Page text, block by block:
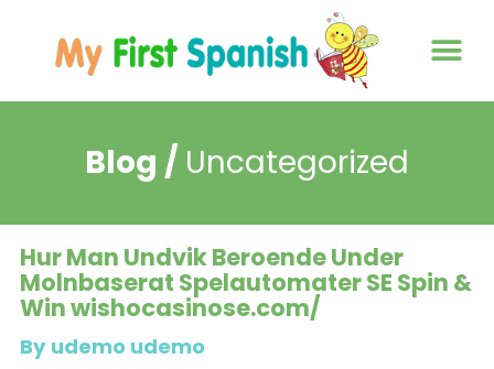
Blog / Uncategorized
Hur Man Undvik Beroende Under
Molnbaserat Spelautomater SE Spin &
Win wishocasinose.com/
By udemo udemo